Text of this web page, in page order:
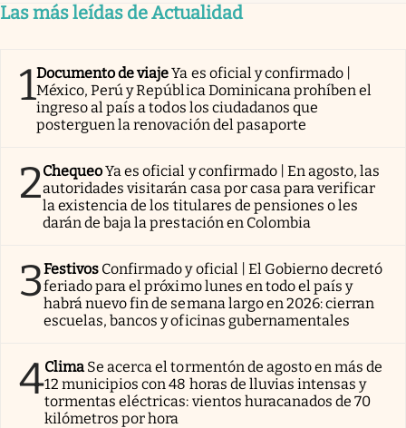
Las más leídas de Actualidad
1Documento de viajeYa es oficial y confirmado |
México, Perú y República Dominicana prohíben el
ingreso al país a todos los ciudadanos que
posterguen la renovación del pasaporte
2ChequeoYa es oficial y confirmado | En agosto, las
autoridades visitarán casa por casa para verificar
la existencia de los titulares de pensiones o les
darán de baja la prestación en Colombia
3Festivos Confirmado y oficial | El Gobierno decretó
feriado para el próximo lunes en todo el país y
habrá nuevo fin de semana largo en 2026: cierran
escuelas, bancos y oficinas gubernamentales
4Clima Se acerca el tormentón de agosto en más de
12 municipios con 48 horas de lluvias intensas y
tormentas eléctricas: vientos huracanados de 70
kilómetros por hora